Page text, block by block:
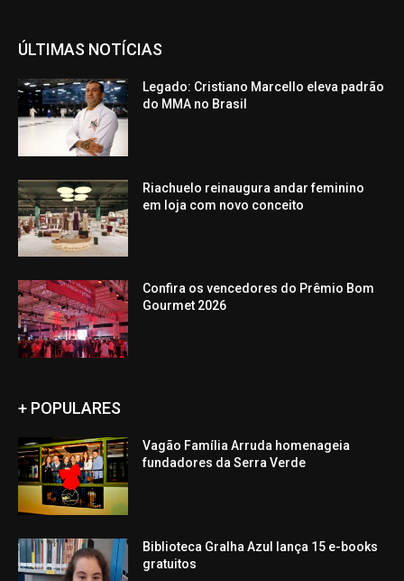
ÚLTIMAS NOTÍCIAS
Legado: Cristiano Marcello eleva padrão
do MMA no Brasil
Riachuelo reinaugura andar feminino
em loja com novo conceito
Confira os vencedores do Prêmio Bom
Gourmet 2026
+ POPULARES
Vagão Família Arruda homenageia
fundadores da Serra Verde
Biblioteca Gralha Azul lança 15 e-books
gratuitos